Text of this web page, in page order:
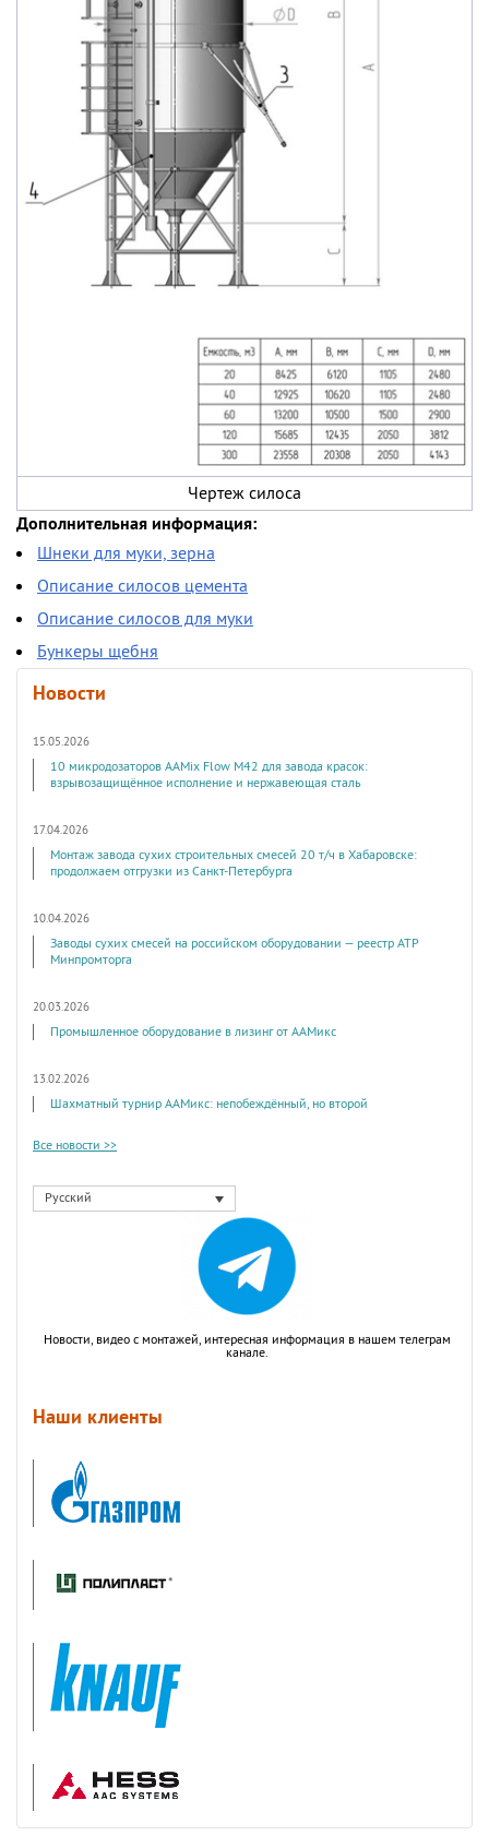
Чертеж силоса
Дополнительная информация:
Шнеки для муки, зерна
Описание силосов цемента
Описание силосов для муки
Бункеры щебня
Новости
15.05.2026
10 микродозаторов AAMix Flow M42 для завода красок:
взрывозащищённое исполнение и нержавеющая сталь
17.04.2026
Монтаж завода сухих строительных смесей 20 т/ч в Хабаровске:
продолжаем отгрузки из Санкт-Петербурга
10.04.2026
Заводы сухих смесей на российском оборудовании — реестр АТР
Минпромторга
20.03.2026
Промышленное оборудование в лизинг от ААМикс
13.02.2026
Шахматный турнир ААМикс: непобеждённый, но второй
Все новости >>
Русский
Новости, видео с монтажей, интересная информация в нашем телеграм
канале.
Наши клиенты